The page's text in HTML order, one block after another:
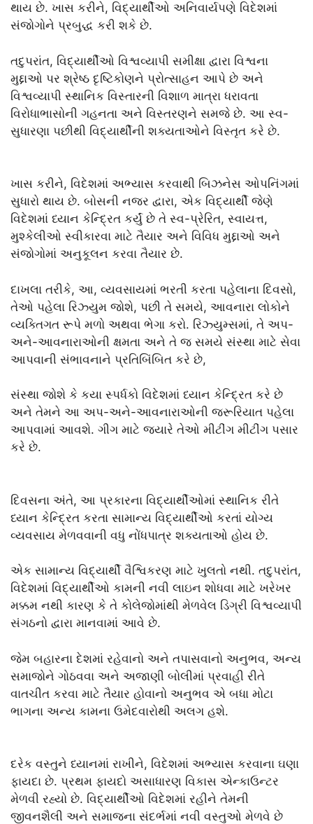
થાય છે. ખાસ કરીને, વિદ્યાર્થીઓ અનિવાર્યપણે વિદેશમાં
સંજોગોને પ્રબુદ્ધ કરી શકે છે.
તદુપરાંત, વિદ્યાર્થીઓ વિશ્વવ્યાપી સમીક્ષા દ્વારા વિશ્વના
મુદ્દાઓ પર શ્રેષ્ઠ દૃષ્ટિકોણને પ્રોત્સાહન આપે છે અને
વિશ્વવ્યાપી સ્થાનિક વિસ્તારની વિશાળ માત્રા ધરાવતા
વિરોધાભાસોની ગહનતા અને વિસ્તરણને સમજે છે. આ સ્વ-
સુધારણા પછીથી વિદ્યાર્થીની શક્યતાઓને વિસ્તૃત કરે છે.
ખાસ કરીને, વિદેશમાં અભ્યાસ કરવાથી બિઝનેસ ઓપનિંગમાં
સુધારો થાય છે. બોસની નજર દ્વારા, એક વિદ્યાર્થી જેણે
વિદેશમાં ધ્યાન કેન્દ્રિત કર્યું છે તે સ્વ-પ્રેરિત, સ્વાયત્ત,
મુશ્કેલીઓ સ્વીકારવા માટે તૈયાર અને વિવિધ મુદ્દાઓ અને
સંજોગોમાં અનુકૂલન કરવા તૈયાર છે.
દાખલા તરીકે, આ, વ્યવસાયમાં ભરતી કરતા પહેલાના દિવસો,
તેઓ પહેલા રિઝ્યુમ જોશે, પછી તે સમયે, આવનારા લોકોને
વ્યક્તિગત રૂપે મળો અથવા ભેગા કરો. રિઝ્યુમ્સમાં, તે અપ-
અને-આવનારાઓની ક્ષમતા અને તે જ સમયે સંસ્થા માટે સેવા
આપવાની સંભાવનાને પ્રતિબિંબિત કરે છે,
સંસ્થા જોશે કે કયા સ્પર્ધકો વિદેશમાં ધ્યાન કેન્દ્રિત કરે છે
અને તેમને આ અપ-અને-આવનારાઓની જરૂરિયાત પહેલા
આપવામાં આવશે. ગીગ માટે જ્યારે તેઓ મીટીંગ મીટીંગ પસાર
કરે છે.
દિવસના અંતે, આ પ્રકારના વિદ્યાર્થીઓમાં સ્થાનિક રીતે
ધ્યાન કેન્દ્રિત કરતા સામાન્ય વિદ્યાર્થીઓ કરતાં યોગ્ય
વ્યવસાય મેળવવાની વધુ નોંધપાત્ર શક્યતાઓ હોય છે.
એક સામાન્ય વિદ્યાર્થી વૈશ્વિકરણ માટે ખુલતો નથી. તદુપરાંત,
વિદેશમાં વિદ્યાર્થીઓ કામની નવી લાઇન શોધવા માટે ખરેખર
મક્કમ નથી કારણ કે તે કોલેજોમાંથી મેળવેલ ડિગ્રી વિશ્વવ્યાપી
સંગઠનો દ્વારા માનવામાં આવે છે.
જેમ બહારના દેશમાં રહેવાનો અને તપાસવાનો અનુભવ, અન્ય
સમાજોને ગોઠવવા અને અજાણી બોલીમાં પ્રવાહી રીતે
વાતચીત કરવા માટે તૈયાર હોવાનો અનુભવ એ બધા મોટા
ભાગના અન્ય કામના ઉમેદવારોથી અલગ હશે.
દરેક વસ્તુને ધ્યાનમાં રાખીને, વિદેશમાં અભ્યાસ કરવાના ઘણા
ફાયદા છે. પ્રથમ ફાયદો અસાધારણ વિકાસ એન્કાઉન્ટર
મેળવી રહ્યો છે. વિદ્યાર્થીઓ વિદેશમાં રહીને તેમની
જીવનશૈલી અને સમાજના સંદર્ભમાં નવી વસ્તુઓ મેળવે છે